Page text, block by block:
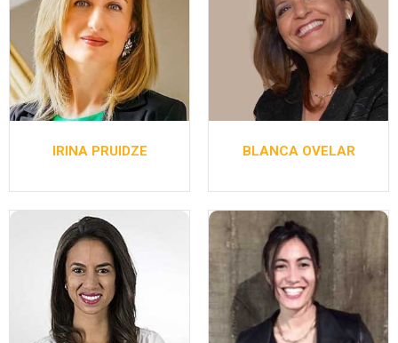
IRINA PRUIDZE BLANCA OVELAR